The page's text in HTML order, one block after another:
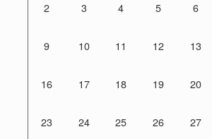
2 3 4 5 6
9 10 11 12 13
16 17 18 19 20
23 24 25 26 27